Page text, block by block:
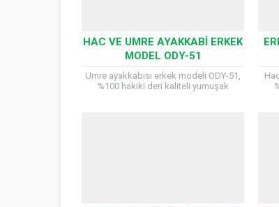
HAC VE UMRE AYAKKABI ERKEK
MODEL ODY-51
Umre ayakkabısı erkek modeli ODY-51,
%100 hakiki deri kaliteli yumuşak